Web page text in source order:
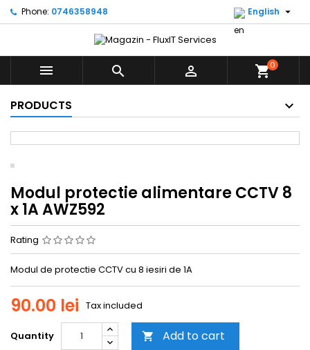
Phone: 0746358948 English 
   shopping_cart0
PRODUCTS
Modul protectie alimentare CCTV 8
x 1A AWZ592
Rating
Modul de protectie CCTV cu 8 iesiri de 1A
90.00 lei Tax included
Quantity  Add to cart